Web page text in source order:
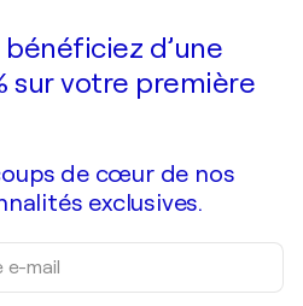
d’une
sur votre première
de cœur de nos
exclusives.